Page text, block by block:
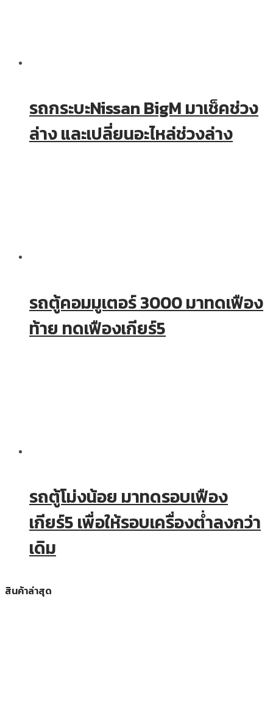
รถกระบะNissan BigM มาเช็คช่วง
ล่าง และเปลี่ยนอะไหล่ช่วงล่าง
รถตู้คอมมูเตอร์ 3000 มาทดเฟือง
ท้าย ทดเฟืองเกียร์5
รถตู้โม่งน้อย มาทดรอบเฟือง
เกียร์5 เพื่อให้รอบเครื่องต่ำลงกว่า
เดิม
สินค้าล่าสุด